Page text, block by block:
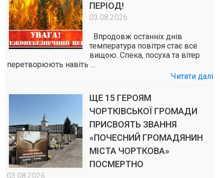
ПЕРІОД!
03.08.2026
Впродовж останніх днів
температура повітря стає все
вищою. Спека, посуха та вітер
перетворюють навіть …
Читати далі
ЩЕ 15 ГЕРОЯМ
ЧОРТКІВСЬКОЇ ГРОМАДИ
ПРИСВОЯТЬ ЗВАННЯ
«ПОЧЕСНИЙ ГРОМАДЯНИН
МІСТА ЧОРТКОВА»
ПОСМЕРТНО
03.08.2026